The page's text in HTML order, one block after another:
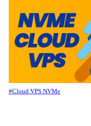
#Cloud VPS NVMe